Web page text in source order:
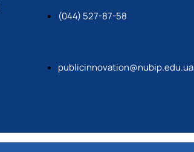
(044) 527-87-58
publicinnovation@nubip.edu.ua